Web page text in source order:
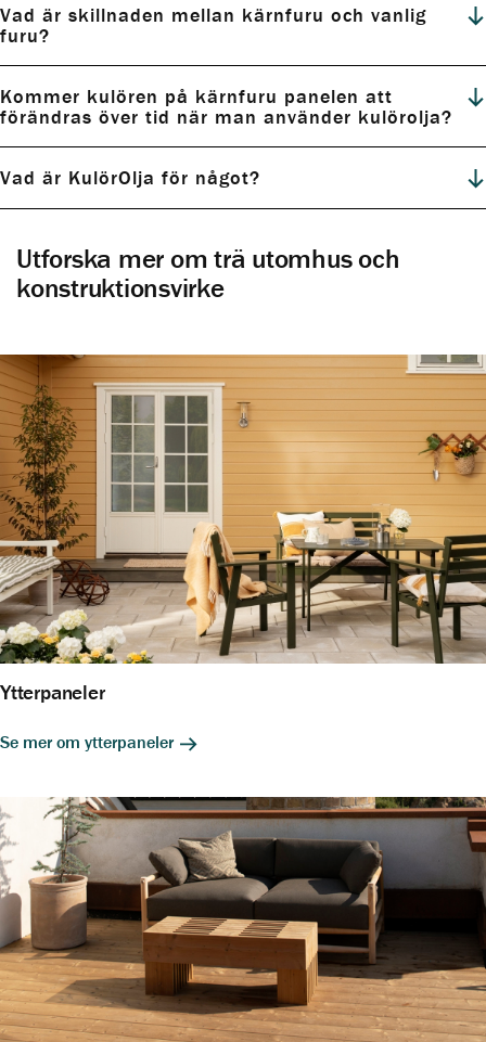
Vad är skillnaden mellan kärnfuru och vanlig
furu?
Kommer kulören på kärnfuru panelen att
förändras över tid när man använder kulörolja?
Vad är KulörOlja för något?
Utforska mer om trä utomhus och
konstruktionsvirke
Ytterpaneler
Se mer om ytterpaneler